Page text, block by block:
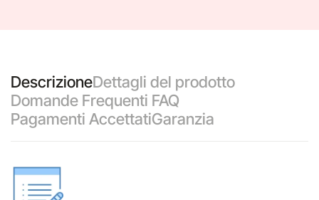
DescrizioneDettagli del prodotto
Domande Frequenti FAQ
Pagamenti AccettatiGaranzia